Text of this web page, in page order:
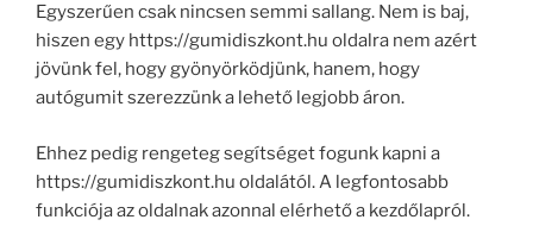
Egyszerűen csak nincsen semmi sallang. Nem is baj,
hiszen egy https://gumidiszkont.hu oldalra nem azért
jövünk fel, hogy gyönyörködjünk, hanem, hogy
autógumit szerezzünk a lehető legjobb áron.
Ehhez pedig rengeteg segítséget fogunk kapni a
https://gumidiszkont.hu oldalától. A legfontosabb
funkciója az oldalnak azonnal elérhető a kezdőlapról.